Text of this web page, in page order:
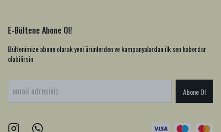
E-Bültene Abone Ol!
Bültenimize abone olarak yeni ürünlerden ve kampanyalardan ilk sen haberdar
olabilirsin
Abone Ol